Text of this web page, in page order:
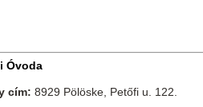
Óvoda
cím: 8929 Pölöske, Petőfi u. 122.